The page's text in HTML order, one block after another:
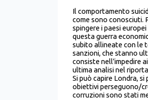
Il comportamento
come sono conosciuti.
spingere i paesi
questa guerra
subito allineate con le
sanzioni, che stanno
consiste nell’impedire
ultima analisi nel
Si può capire Londra,
obiettivi perseguono/
corruzioni sono stati